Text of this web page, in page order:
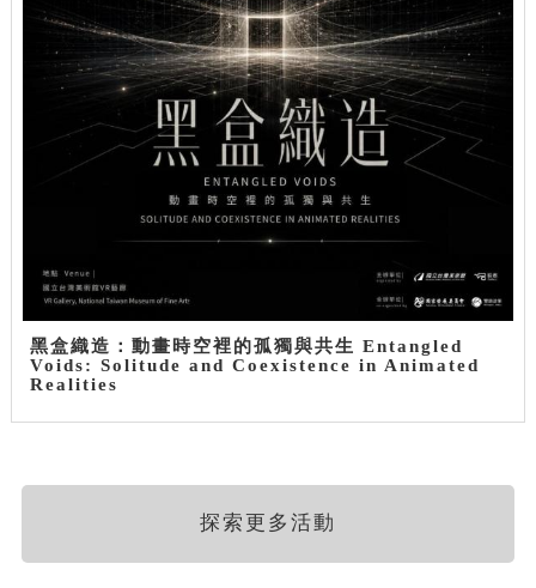
黑盒織造：動畫時空裡的孤獨與共生 Entangled
Voids: Solitude and Coexistence in Animated
Realities
探索更多活動